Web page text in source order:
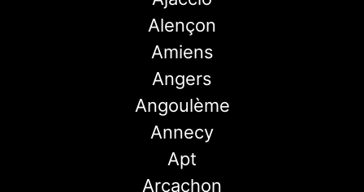
Alençon
Amiens
Angers
Angoulème
Annecy
Apt
Arcachon